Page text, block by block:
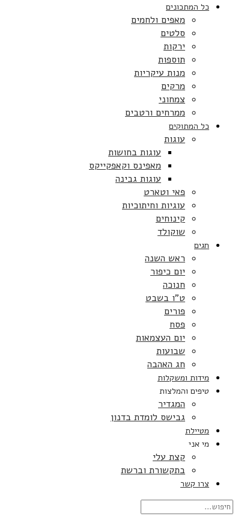
כל המתכונים
מאפים ולחמים
סלטים
ירקות
תוספות
מנות עיקריות
מרקים
צמחוני
ממרחים ורטבים
כל המתוקים
עוגות
עוגות בחושות
מאפינס וקאפקייקס
עוגות גבינה
פאי וטארט
עוגיות וחיתוכיות
קינוחים
שוקולד
חגים
ראש השנה
יום כיפור
חנוכה
ט”ו בשבט
פורים
פסח
יום העצמאות
שבועות
חג האהבה
מידות ומשקלות
טיפים והמלצות
המגדיר
גבישס לומדת בדנון
מטיילת
מי אני
קצת עלי
בתקשורת וברשת
צרו קשר